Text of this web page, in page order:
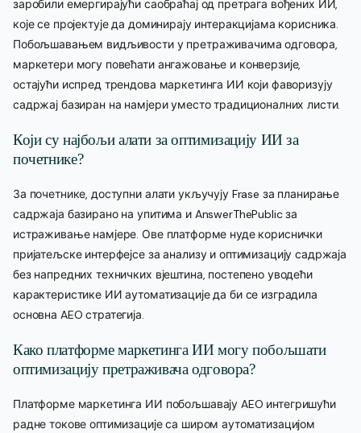
заробили емергирајући саобраћај од претрага вођених ИИ,
које се пројектује да доминирају интеракцијама корисника.
Побољшавањем видљивости у претраживачима одговора,
маркетери могу повећати ангажовање и конверзије,
остајући испред трендова маркетинга ИИ који фаворизују
садржај базиран на намјери уместо традиционалних листи.
Који су најбољи алати за оптимизацију ИИ за
почетнике?
За почетнике, доступни алати укључују Frase за планирање
садржаја базирано на упитима и AnswerThePublic за
истраживање намјере. Ове платформе нуде кориснички
пријатељске интерфејсе за анализу и оптимизацију садржаја
без напредних техничких вјештина, постепено уводећи
карактеристике ИИ аутоматизације да би се изградила
основна AEO стратегија.
Како платформе маркетинга ИИ могу побољшати
оптимизацију претраживача одговора?
Платформе маркетинга ИИ побољшавају AEO интегришући
радне токове оптимизације са широм аутоматизацијом